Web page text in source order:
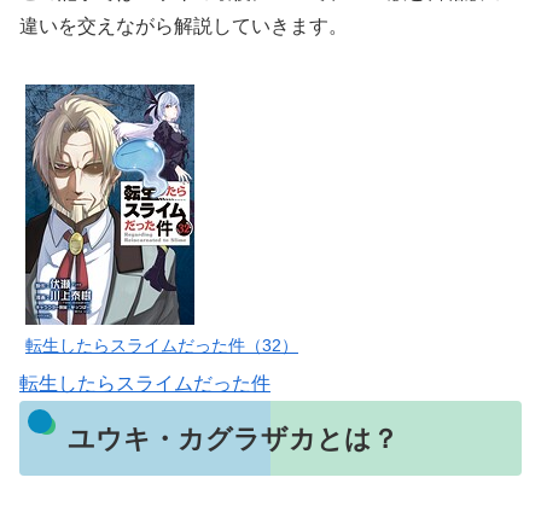
違いを交えながら解説していきます。
転生したらスライムだった件（32）
転生したらスライムだった件
ユウキ・カグラザカとは？